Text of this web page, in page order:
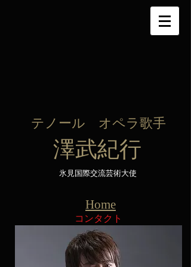
テノール オペラ歌手
​澤武紀行
氷見国際交流芸術大使
Home
コンタクト